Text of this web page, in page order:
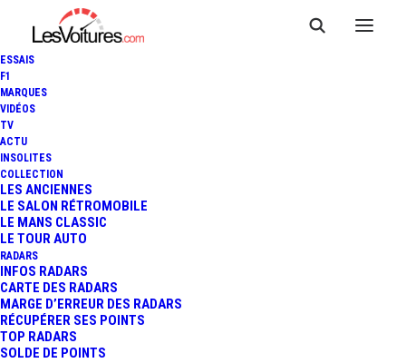
ESSAIS
F1
MARQUES
VIDÉOS
TV
ACTU
INSOLITES
COLLECTION
LES ANCIENNES
LE SALON RÉTROMOBILE
LE MANS CLASSIC
LE TOUR AUTO
RADARS
INFOS RADARS
CARTE DES RADARS
MARGE D’ERREUR DES RADARS
RÉCUPÉRER SES POINTS
TOP RADARS
SOLDE DE POINTS
10 avril 2020